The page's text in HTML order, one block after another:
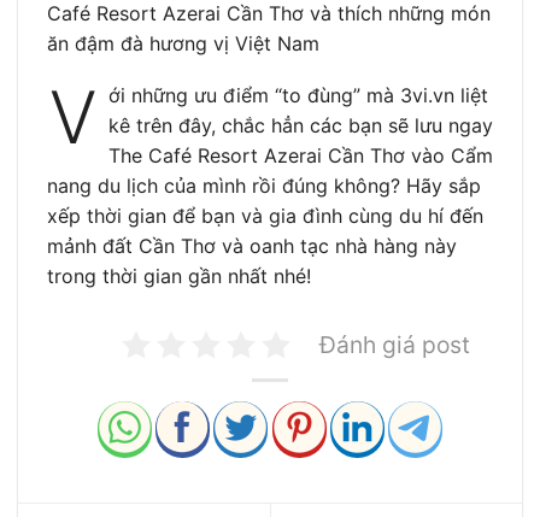
Café Resort Azerai Cần Thơ và thích những món
ăn đậm đà hương vị Việt Nam
V ới những ưu điểm “to đùng” mà 3vi.vn liệt
kê trên đây, chắc hẳn các bạn sẽ lưu ngay
The Café Resort Azerai Cần Thơ vào Cẩm
nang du lịch của mình rồi đúng không? Hãy sắp
xếp thời gian để bạn và gia đình cùng du hí đến
mảnh đất Cần Thơ và oanh tạc nhà hàng này
trong thời gian gần nhất nhé!
Đánh giá post